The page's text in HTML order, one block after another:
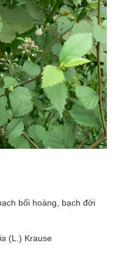
bối hoàng, bạch đới
(L.) Krause